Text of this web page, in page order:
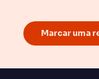
Marcar uma